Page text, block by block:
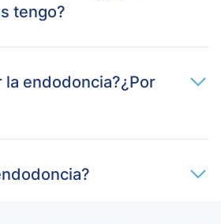
tengo?
la endodoncia?¿Por